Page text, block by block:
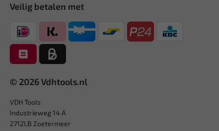
Veilig betalen met
© 2026 Vdhtools.nl
VDH Tools
Industrieweg 14 A
2712LB Zoetermeer